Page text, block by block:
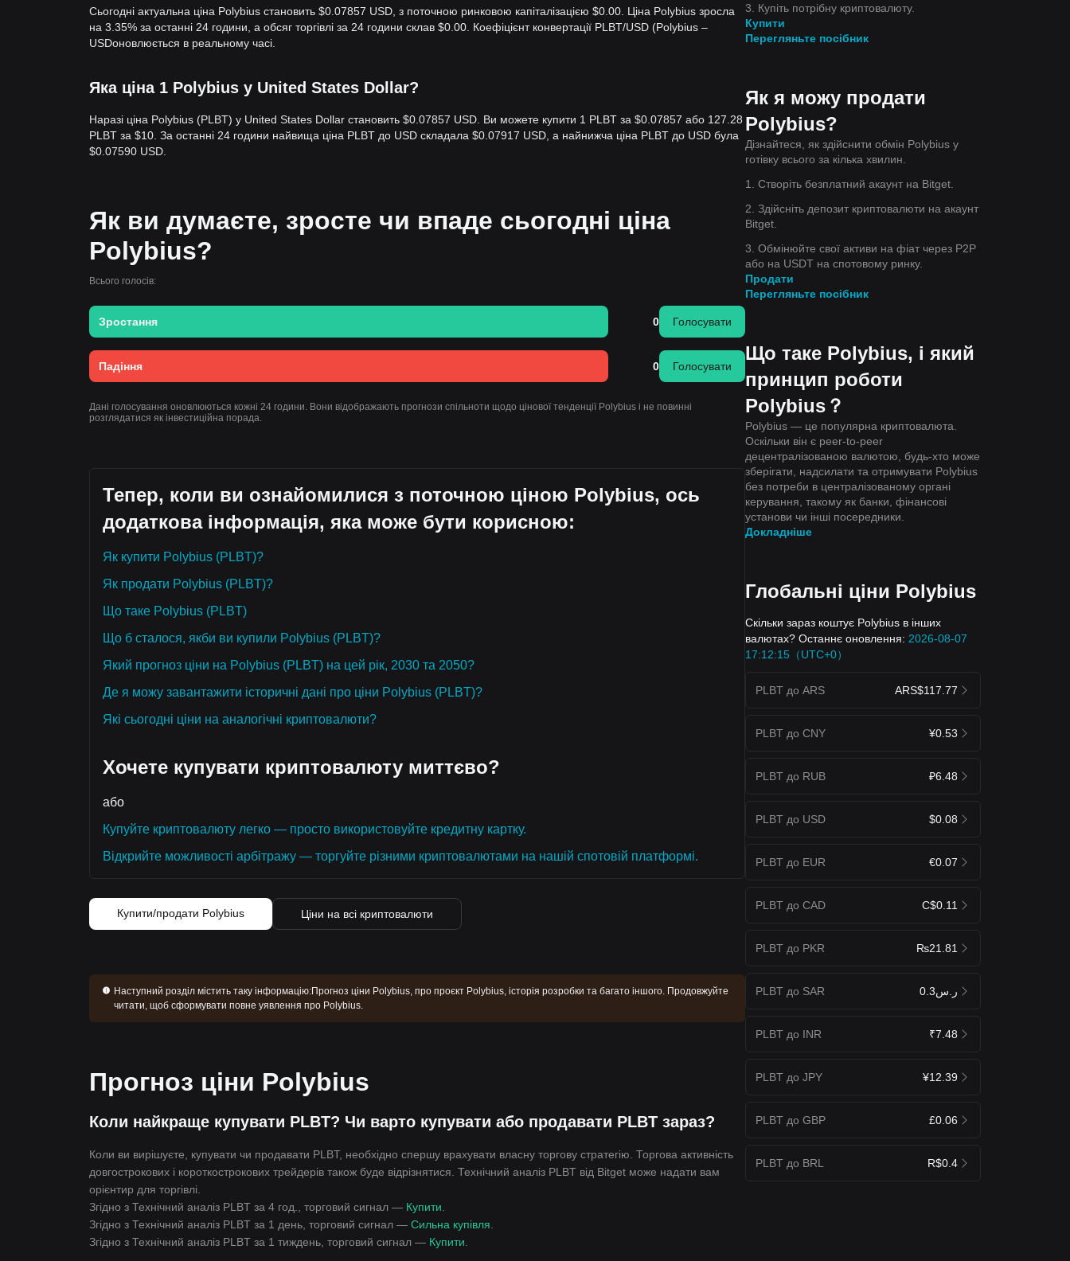
Сьогодні актуальна ціна Polybius становить $0.07857 USD, з поточною ринковою капіталізацією $0.00. Ціна Polybius зросла
на 3.35% за останні 24 години, а обсяг торгівлі за 24 години склав $0.00. Коефіцієнт конвертації PLBT/USD (Polybius –
USDоновлюється в реальному часі.
Яка ціна 1 Polybius у United States Dollar?
Наразі ціна Polybius (PLBT) у United States Dollar становить $0.07857 USD. Ви можете купити 1 PLBT за $0.07857 або 127.28
PLBT за $10. За останні 24 години найвища ціна PLBT до USD складала $0.07917 USD, а найнижча ціна PLBT до USD була
$0.07590 USD.
Як ви думаєте, зросте чи впаде сьогодні ціна
Polybius?
Всього голосів:
Зростання 0 Голосувати
Падіння 0 Голосувати
Дані голосування оновлюються кожні 24 години. Вони відображають прогнози спільноти щодо цінової тенденції Polybius і не повинні
розглядатися як інвестиційна порада.
Тепер, коли ви ознайомилися з поточною ціною Polybius, ось
додаткова інформація, яка може бути корисною:
Як купити Polybius (PLBT)?
Як продати Polybius (PLBT)?
Що таке Polybius (PLBT)
Що б сталося, якби ви купили Polybius (PLBT)?
Який прогноз ціни на Polybius (PLBT) на цей рік, 2030 та 2050?
Де я можу завантажити історичні дані про ціни Polybius (PLBT)?
Які сьогодні ціни на аналогічні криптовалюти?
Хочете купувати криптовалюту миттєво?
або
Купуйте криптовалюту легко — просто використовуйте кредитну картку.
Відкрийте можливості арбітражу — торгуйте різними криптовалютами на нашій спотовій платформі.
Купити/продати Polybius Ціни на всі криптовалюти
Наступний розділ містить таку інформацію:Прогноз ціни Polybius, про проєкт Polybius, історія розробки та багато іншого. Продовжуйте
читати, щоб сформувати повне уявлення про Polybius.
Прогноз ціни Polybius
Коли найкраще купувати PLBT? Чи варто купувати або продавати PLBT зараз?
Коли ви вирішуєте, купувати чи продавати PLBT, необхідно спершу врахувати власну торгову стратегію. Торгова активність
довгострокових і короткострокових трейдерів також буде відрізнятися. Технічний аналіз PLBT від Bitget може надати вам
орієнтир для торгівлі.
Згідно з Технічний аналіз PLBT за 4 год., торговий сигнал — Купити
Згідно з Технічний аналіз PLBT за 1 день, торговий сигнал — Сильна купівля
Згідно з Технічний аналіз PLBT за 1 тиждень, торговий сигнал — Купити
3. Купіть потрібну криптовалюту.
Купити
Перегляньте посібник
Як я можу продати
Polybius?
Дізнайтеся, як здійснити обмін Polybius у
готівку всього за кілька хвилин.
1. Створіть безплатний акаунт на Bitget.
2. Здійсніть депозит криптовалюти на акаунт
Bitget.
3. Обмінюйте свої активи на фіат через P2P
або на USDT на спотовому ринку.
Продати
Перегляньте посібник
Що таке Polybius, і який
принцип роботи
Polybius？
Polybius — це популярна криптовалюта.
Оскільки він є peer-to-peer
децентралізованою валютою, будь-хто може
зберігати, надсилати та отримувати Polybius
без потреби в централізованому органі
керування, такому як банки, фінансові
установи чи інші посередники.
Докладніше
Глобальні ціни Polybius
Скільки зараз коштує Polybius в інших
валютах? Останнє оновлення: 2026-08-07
17:12:15（UTC+0）
PLBT до ARS ARS$117.77
PLBT до CNY ¥0.53
PLBT до RUB ₽6.48
PLBT до USD $0.08
PLBT до EUR €0.07
PLBT до CAD C$0.11
PLBT до PKR ₨21.81
PLBT до SAR ر.س0.3
PLBT до INR ₹7.48
PLBT до JPY ¥12.39
PLBT до GBP £0.06
PLBT до BRL R$0.4